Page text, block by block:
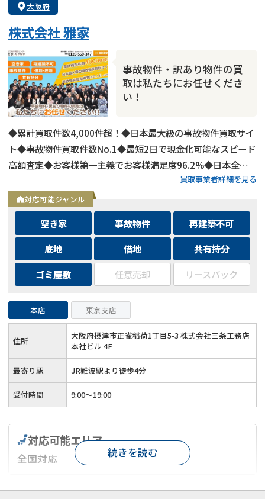
大阪府
株式会社 雅家
事故物件・訳あり物件の買
取は私たちにお任せくださ
い！
◆累計買取件数4,000件超！◆日本最大級の事故物件買取サイ
ト◆事故物件買取件数No.1◆最短2日で現金化可能なスピード
高額査定◆お客様第一主義でお客様満足度96.2%◆日本全国
買取事業者詳細を見る
対応可能ジャンル
空き家 事故物件
再建築不可
底地
借地
共有持分
ゴミ屋敷
任意売却 リースバック
本店 東京支店
住所
大阪府摂津市正雀稲荷1丁目5-3 株式会社三条工務店
本社ビル 4F
最寄り駅 JR難波駅より徒歩4分
受付時間 9:00～19:00
対応可能エリア
全国対応
対応が親身 オンライン面談可能
レスポンスが早い
続きを読む